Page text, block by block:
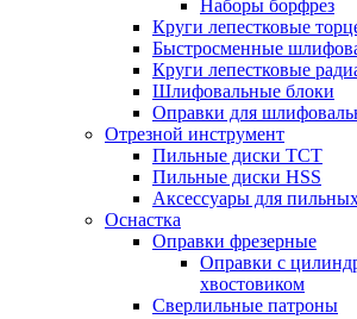
Наборы борфрез
Круги лепестковые
Быстросменные
Круги лепестковые
Шлифовальные блоки
Оправки для
Отрезной инструмент
Пильные диски ТСТ
Пильные диски HSS
Аксессуары для
Оснастка
Оправки фрезерные
Оправки с
хвостовиком
Сверлильные патроны